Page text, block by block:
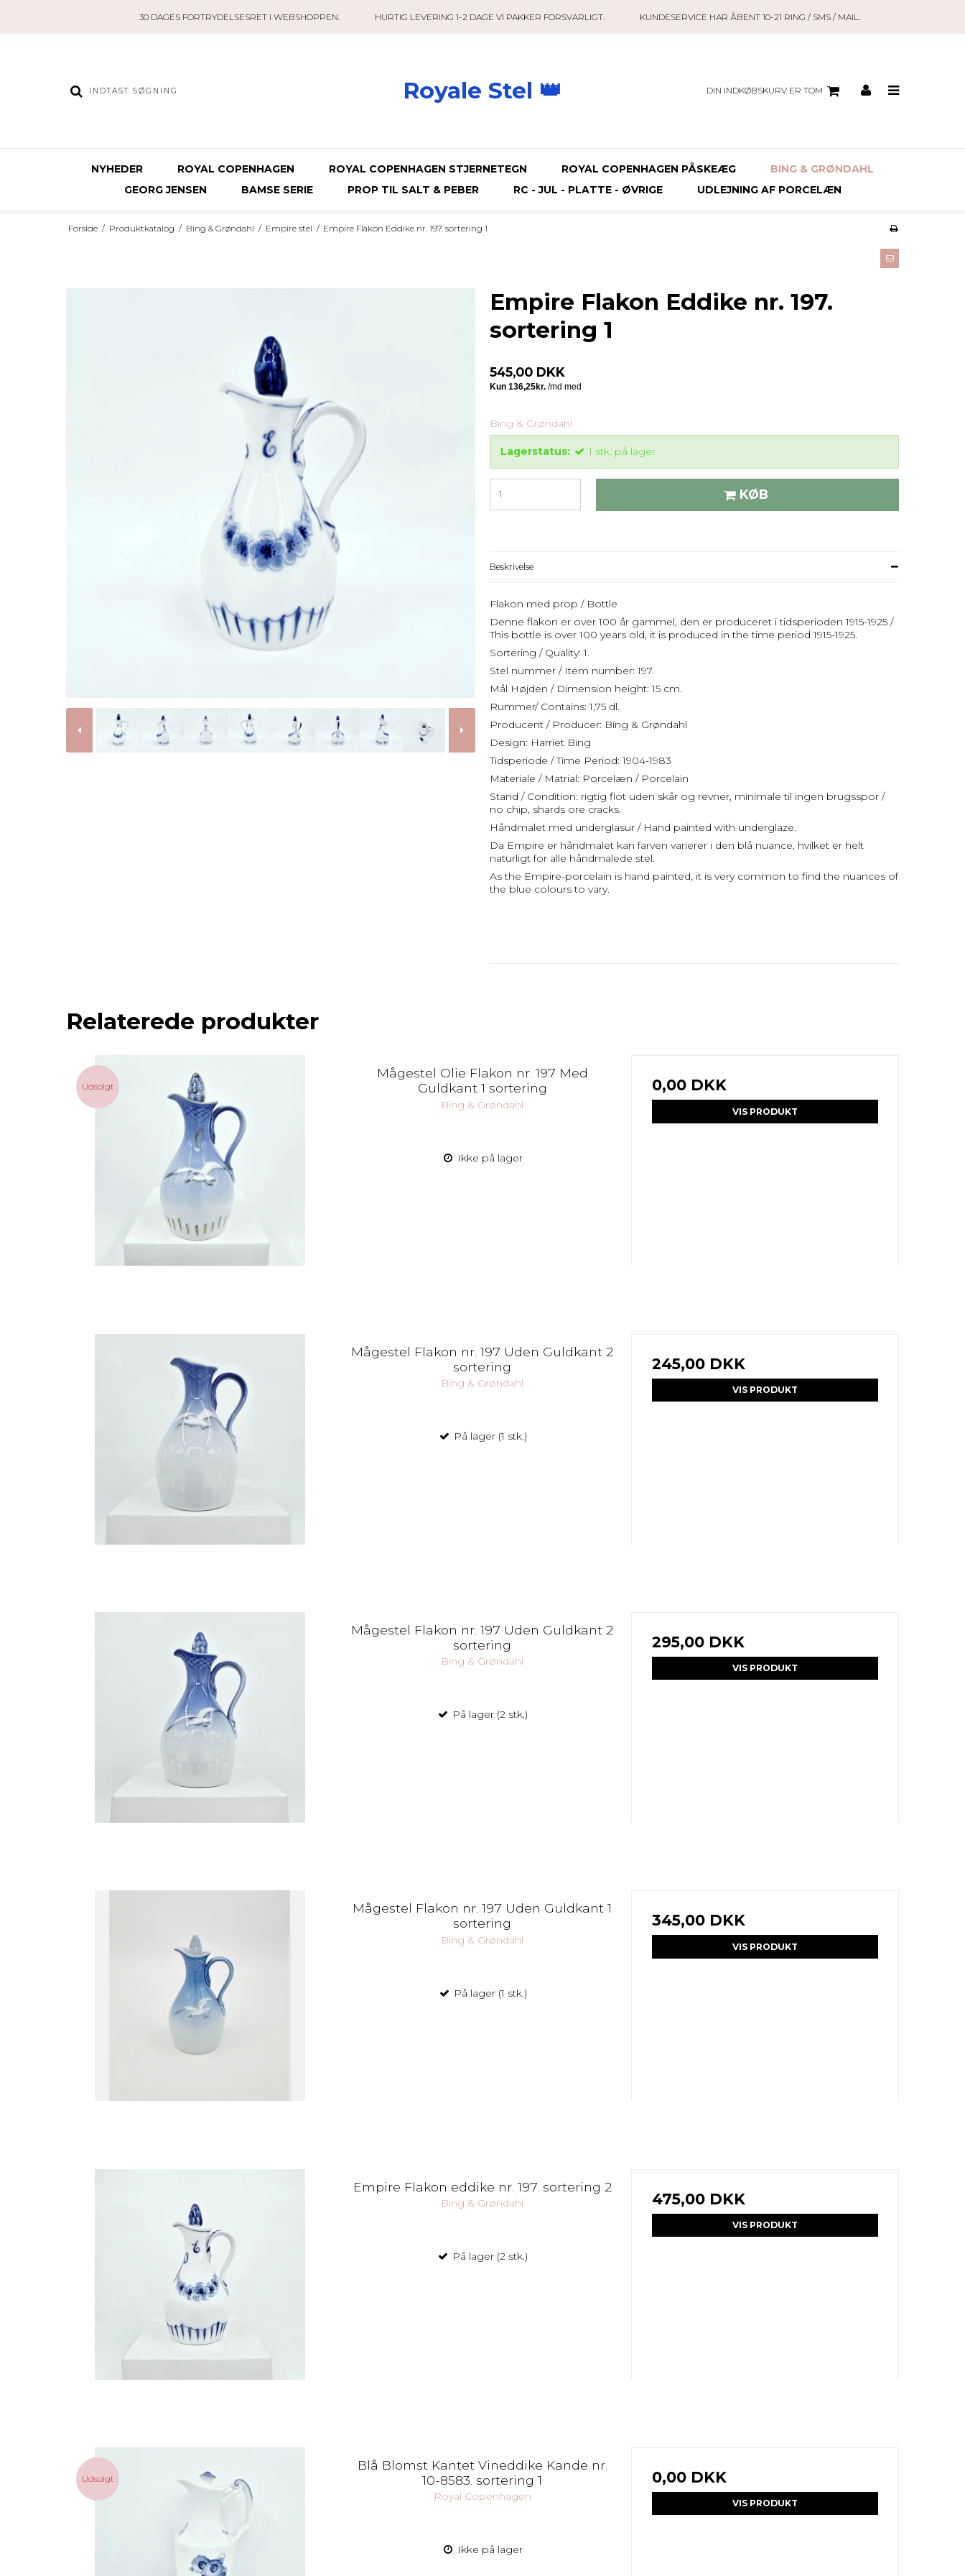
30 DAGES FORTRYDELSESRET I WEBSHOPPEN. HURTIG LEVERING 1-2 DAGE VI PAKKER FORSVARLIGT. KUNDESERVICE HAR ÅBENT 10-21 RING / SMS / MAIL.
Royale Stel 👑 DIN INDKØBSKURV ER TOM
NYHEDER ROYAL COPENHAGEN ROYAL COPENHAGEN STJERNETEGN ROYAL COPENHAGEN PÅSKEÆG
BING & GRØNDAHL
GEORG JENSEN
BAMSE SERIE PROP TIL SALT & PEBER RC - JUL - PLATTE - ØVRIGE UDLEJNING AF PORCELÆN
Forside / Produktkatalog / Bing & Grøndahl / Empire stel / Empire Flakon Eddike nr. 197. sortering 1
Empire Flakon Eddike nr. 197.
sortering 1
545,00 DKK
Bing & Grøndahl
Lagerstatus: 1 stk. på lager
KØB
Beskrivelse
Flakon med prop / Bottle
Denne flakon er over 100 år gammel, den er produceret i tidsperioden 1915-1925 /
This bottle is over 100 years old, it is produced in the time period 1915-1925.
Sortering / Quality: 1.
Stel nummer / Item number: 197.
Mål Højden / Dimension height: 15 cm.
Rummer/ Contains: 1,75 dl.
Producent / Producer: Bing & Grøndahl
Design: Harriet Bing
Tidsperiode / Time Period: 1904-1983
Materiale / Matrial: Porcelæn / Porcelain
Stand / Condition: rigtig flot uden skår og revner, minimale til ingen brugsspor /
no chip, shards ore cracks.
Håndmalet med underglasur / Hand painted with underglaze.
Da Empire er håndmalet kan farven varierer i den blå nuance, hvilket er helt
naturligt for alle håndmalede stel.
As the Empire-porcelain is hand painted, it is very common to find the nuances of
the blue colours to vary.
Relaterede produkter
Udsolgt
Mågestel Olie Flakon nr. 197 Med
Guldkant 1 sortering
Bing & Grøndahl
Ikke på lager
0,00 DKK
VIS PRODUKT
Mågestel Flakon nr. 197 Uden Guldkant 2
sortering
Bing & Grøndahl
På lager (1 stk.)
245,00 DKK
VIS PRODUKT
Mågestel Flakon nr. 197 Uden Guldkant 2
sortering
Bing & Grøndahl
På lager (2 stk.)
295,00 DKK
VIS PRODUKT
Mågestel Flakon nr. 197 Uden Guldkant 1
sortering
Bing & Grøndahl
På lager (1 stk.)
345,00 DKK
VIS PRODUKT
Empire Flakon eddike nr. 197. sortering 2
Bing & Grøndahl
På lager (2 stk.)
475,00 DKK
VIS PRODUKT
Udsolgt
Blå Blomst Kantet Vineddike Kande nr.
10-8583. sortering 1
Royal Copenhagen
Ikke på lager
0,00 DKK
VIS PRODUKT